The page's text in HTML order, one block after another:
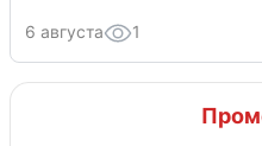
6 августа 1